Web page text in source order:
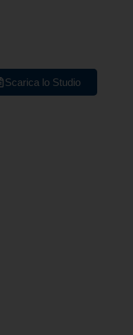
Scarica lo Studio